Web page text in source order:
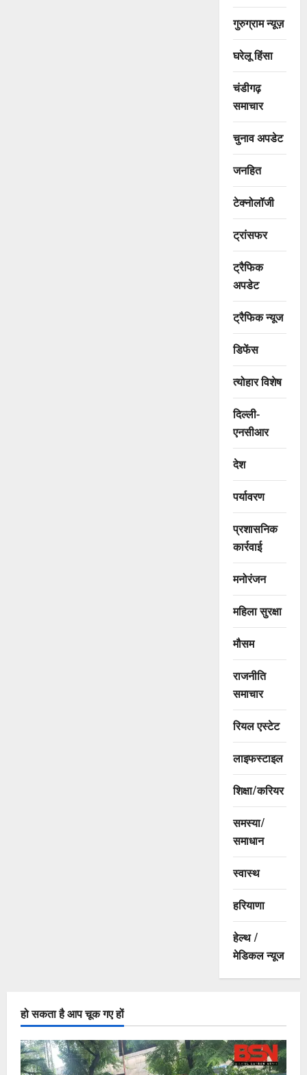
गुरुग्राम न्यूज़
घरेलू हिंसा
चंडीगढ़
समाचार
चुनाव अपडेट
जनहित
टेक्नोलॉजी
ट्रांसफर
ट्रैफिक
अपडेट
ट्रैफिक न्यूज
डिफेंस
त्योहार विशेष
दिल्ली-
एनसीआर
देश
पर्यावरण
प्रशासनिक
कार्रवाई
मनोरंजन
महिला सुरक्षा
मौसम
राजनीति
समाचार
रियल एस्टेट
लाइफस्टाइल
शिक्षा/करियर
समस्या/
समाधान
स्वास्थ
हरियाणा
हेल्थ /
मेडिकल न्यूज
हो सकता है आप चूक गए हों